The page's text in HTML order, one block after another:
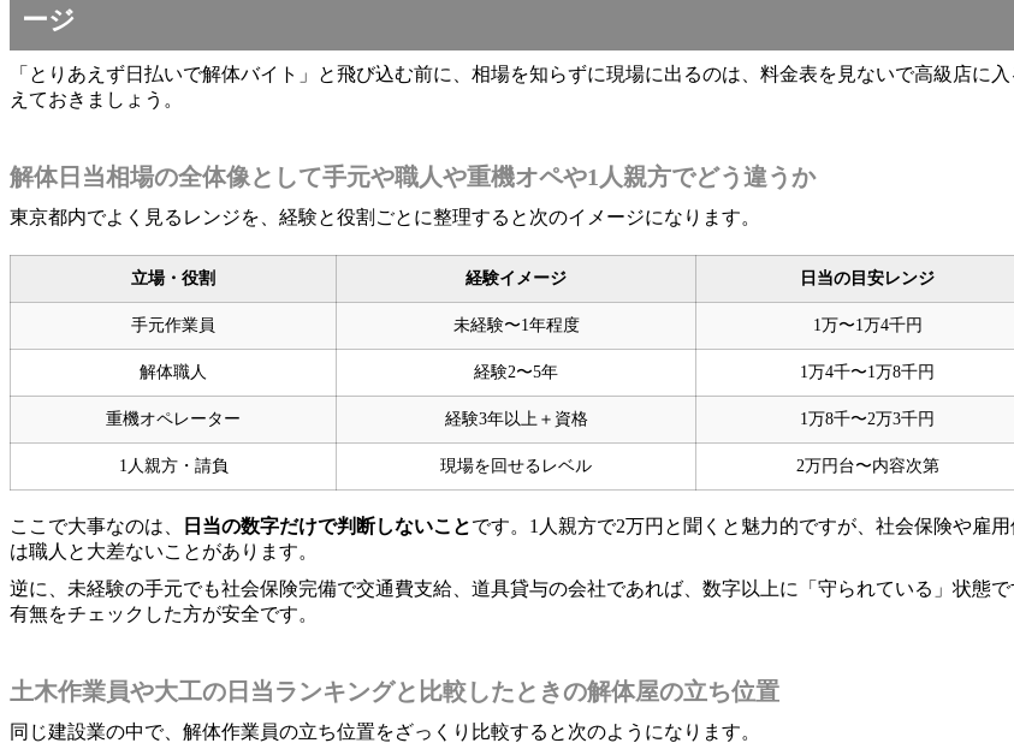
ージ
「とりあえず日払いで解体バイト」と飛び込む前に、相場を知らずに現場に出るのは、料金表を見ないで高級店に
えておきましょう。
解体日当相場の全体像として手元や職人や重機オペや1人親方でどう違うか
東京都内でよく見るレンジを、経験と役割ごとに整理すると次のイメージになります。
立場・役割 経験イメージ 日当の目安レンジ
手元作業員 未経験〜1年程度 1万〜1万4千円
解体職人 経験2〜5年 1万4千〜1万8千円
重機オペレーター 経験3年以上＋資格 1万8千〜2万3千円
1人親方・請負 現場を回せるレベル 2万円台〜内容次第
ここで大事なのは、 日当の数字だけで判断しないことです。1人親方で2万円と聞くと魅力的ですが、社会保険や雇
は職人と大差ないことがあります。
逆に、未経験の手元でも社会保険完備で交通費支給、道具貸与の会社であれば、数字以上に「守られている」状態
有無をチェックした方が安全です。
土木作業員や大工の日当ランキングと比較したときの解体屋の立ち位置
同じ建設業の中で、解体作業員の立ち位置をざっくり比較すると次のようになります。